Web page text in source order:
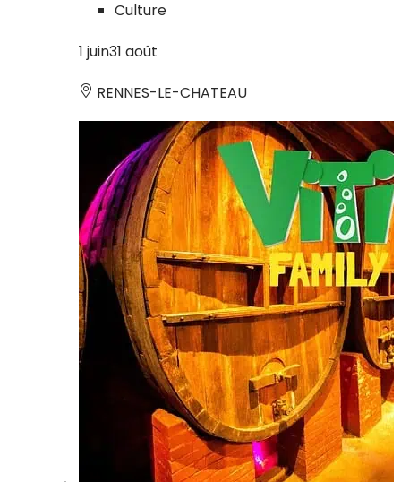
Culture
1 juin31 août
RENNES-LE-CHATEAU